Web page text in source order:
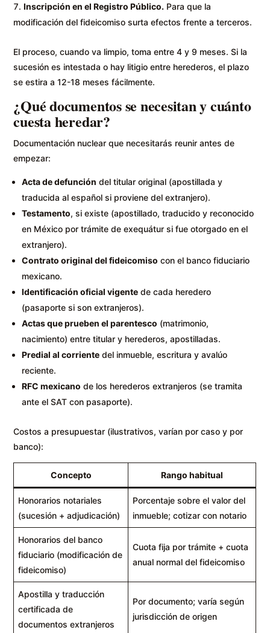
Inscripción en el Registro Público. Para que la
modificación del fideicomiso surta efectos frente a terceros.
El proceso, cuando va limpio, toma entre 4 y 9 meses. Si la
sucesión es intestada o hay litigio entre herederos, el plazo
se estira a 12-18 meses fácilmente.
¿Qué documentos se necesitan y cuánto
cuesta heredar?
Documentación nuclear que necesitarás reunir antes de
empezar:
Acta de defunción del titular original (apostillada y
traducida al español si proviene del extranjero).
Testamento, si existe (apostillado, traducido y reconocido
en México por trámite de exequátur si fue otorgado en el
extranjero).
Contrato original del fideicomiso con el banco fiduciario
mexicano.
Identificación oficial vigente de cada heredero
(pasaporte si son extranjeros).
Actas que prueben el parentesco (matrimonio,
nacimiento) entre titular y herederos, apostilladas.
Predial al corriente del inmueble, escritura y avalúo
reciente.
RFC mexicano de los herederos extranjeros (se tramita
ante el SAT con pasaporte).
Costos a presupuestar (ilustrativos, varían por caso y por
banco):
Concepto Rango habitual
Honorarios notariales
(sucesión + adjudicación)
Porcentaje sobre el valor del
inmueble; cotizar con notario
Honorarios del banco
fiduciario (modificación de
fideicomiso)
Cuota fija por trámite + cuota
anual normal del fideicomiso
Apostilla y traducción
certificada de
documentos extranjeros
Por documento; varía según
jurisdicción de origen